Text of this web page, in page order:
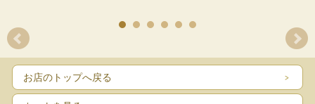
お店のトップへ戻る